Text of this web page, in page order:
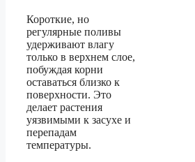
Короткие, но
регулярные поливы
удерживают влагу
только в верхнем слое,
побуждая корни
оставаться близко к
поверхности. Это
делает растения
уязвимыми к засухе и
перепадам
температуры.